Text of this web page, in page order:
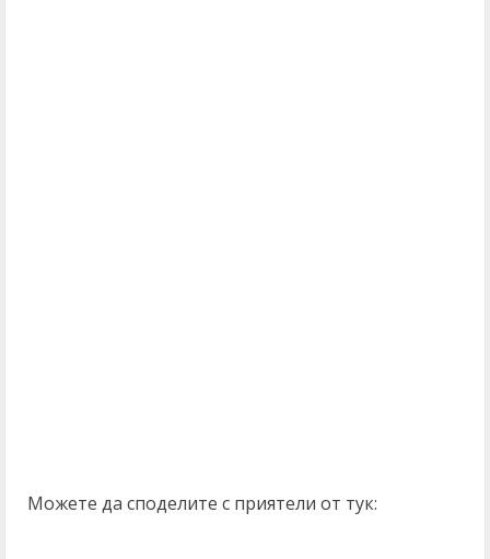
Можете да споделите с приятели от тук: